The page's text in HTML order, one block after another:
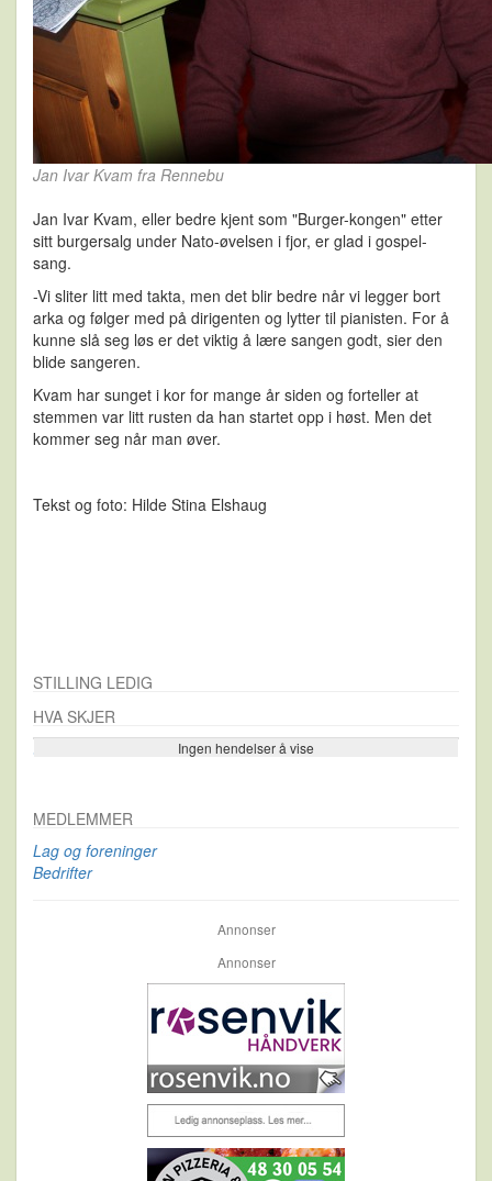
Jan Ivar Kvam fra Rennebu
Jan Ivar Kvam, eller bedre kjent som "Burger-kongen" etter
sitt burgersalg under Nato-øvelsen i fjor, er glad i gospel-
sang.
-Vi sliter litt med takta, men det blir bedre når vi legger bort
arka og følger med på dirigenten og lytter til pianisten. For å
kunne slå seg løs er det viktig å lære sangen godt, sier den
blide sangeren.
Kvam har sunget i kor for mange år siden og forteller at
stemmen var litt rusten da han startet opp i høst. Men det
kommer seg når man øver.
Tekst og foto: Hilde Stina Elshaug
STILLING LEDIG
HVA SKJER
Ingen hendelser å vise
Se flere…
MEDLEMMER
Lag og foreninger
Bedrifter
Annonser
Annonser